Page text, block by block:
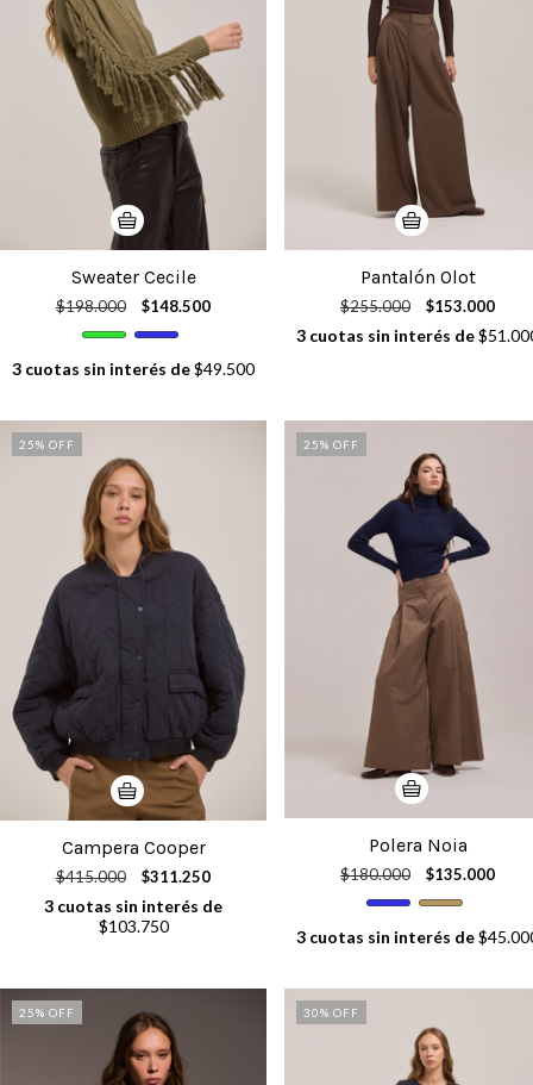
Sweater Cecile
$198.000 $148.500
3 cuotas sin interés de$49.500
Pantalón Olot
$255.000 $153.000
3 cuotas sin interés de
25% OFF
Campera Cooper
$415.000 $311.250
3 cuotas sin interés de
$103.750
25% OFF
Polera Noia
$180.000 $135.000
3 cuotas sin interés de
25% OFF 30% OFF